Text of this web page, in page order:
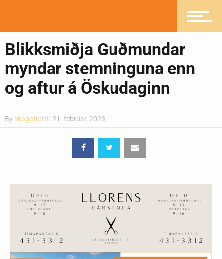
Greinasafn
Ljósmyndasafn
Blikksmiðja Guðmundar
myndar stemninguna enn
og aftur á Öskudaginn
By skagafrettir 21. febrúar, 2023